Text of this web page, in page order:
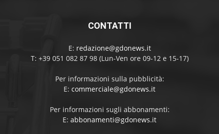
CONTATTI
E: redazione@gdonews.it
T: +39 051 082 87 98 (Lun-Ven ore 09-12 e 15-17)
Per informazioni sulla pubblicità:
E: commerciale@gdonews.it
Per informazioni sugli abbonamenti:
E: abbonamenti@gdonews.it